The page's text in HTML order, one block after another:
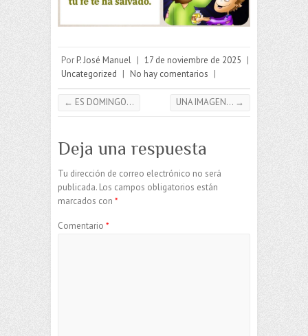
Por P. José Manuel | 17 de noviembre de 2025 |
Uncategorized | No hay comentarios |
← ES DOMINGO… UNA IMAGEN… →
Deja una respuesta
Tu dirección de correo electrónico no será
publicada. Los campos obligatorios están
marcados con *
Comentario *